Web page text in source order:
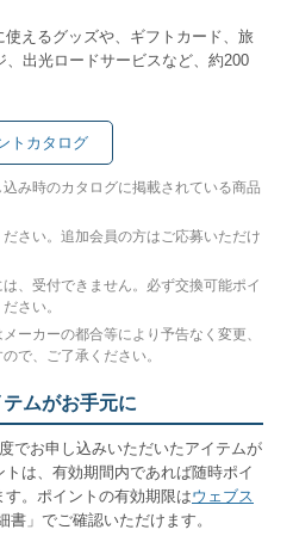
えるグッズや、ギフトカード、旅
出光ロードサービスなど、約200
トカタログ
み時のカタログに掲載されている商品
さい。追加会員の方はご応募いただけ
、受付できません。必ず交換可能ポイ
さい。
ーカーの都合等により予告なく変更、
で、ご了承ください。
ムがお手元に
でお申し込みいただいたアイテムが
は、有効期間内であれば随時ポイ
。ポイントの有効期限はウェブス
書」でご確認いただけます。